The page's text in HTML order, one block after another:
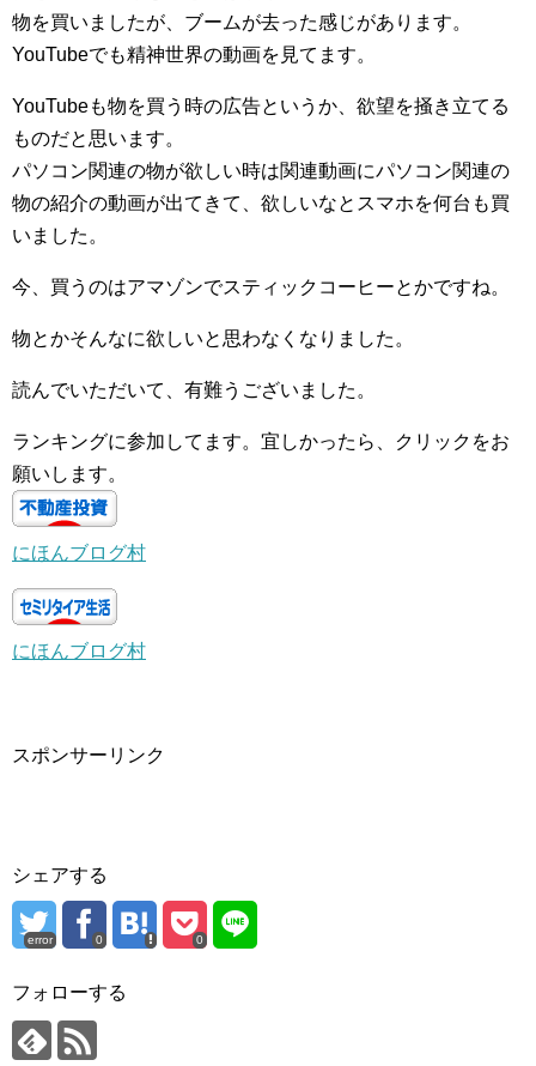
物を買いましたが、ブームが去った感じがあります。
YouTubeでも精神世界の動画を見てます。
YouTubeも物を買う時の広告というか、欲望を掻き立てる
ものだと思います。
パソコン関連の物が欲しい時は関連動画にパソコン関連の
物の紹介の動画が出てきて、欲しいなとスマホを何台も買
いました。
今、買うのはアマゾンでスティックコーヒーとかですね。
物とかそんなに欲しいと思わなくなりました。
読んでいただいて、有難うございました。
ランキングに参加してます。宜しかったら、クリックをお
願いします。
にほんブログ村
にほんブログ村
スポンサーリンク
シェアする
error 0 0
フォローする